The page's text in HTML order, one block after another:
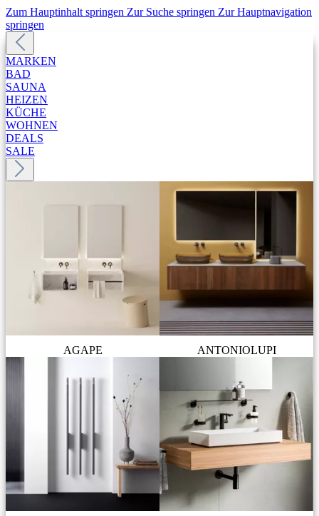
Zum Hauptinhalt springen Zur Suche springen Zur Hauptnavigation
springen
MARKEN
BAD
SAUNA
HEIZEN
KÜCHE
WOHNEN
DEALS
SALE
AGAPE ANTONIOLUPI